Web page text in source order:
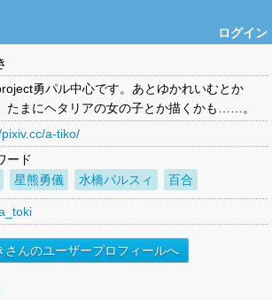
ログイン
勇パル中心です。あとゆかれいむとか
たまにヘタリアの女の子とか描くかも……。
a-tiko/
ード
星熊勇儀 水橋パルスィ 百合
さんのユーザープロフィールへ